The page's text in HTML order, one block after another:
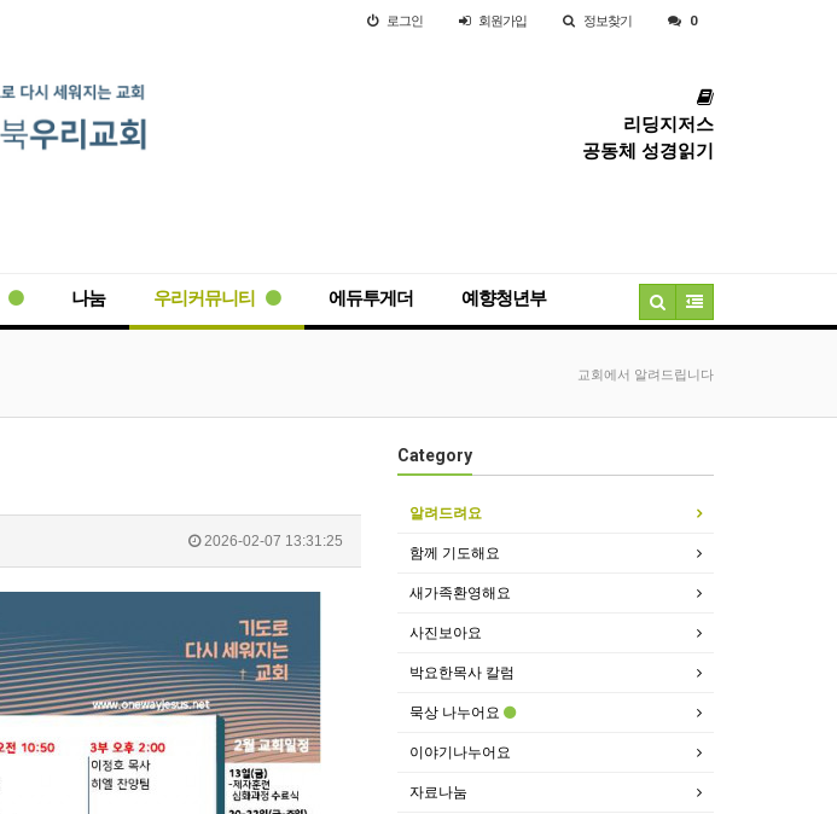
로그인 회원가입 정보찾기 0
리딩지저스
공동체 성경읽기
나눔 우리커뮤니티 에듀투게더 예향청년부
교회에서 알려드립니다
2026-02-07 13:31:25
Category
알려드려요
함께 기도해요
새가족환영해요
사진보아요
박요한목사 칼럼
묵상 나누어요
이야기나누어요
자료나눔